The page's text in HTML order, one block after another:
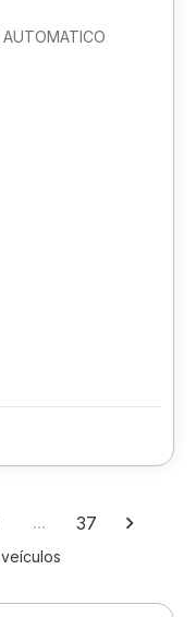
AUTOMATICO
… 37
veículos